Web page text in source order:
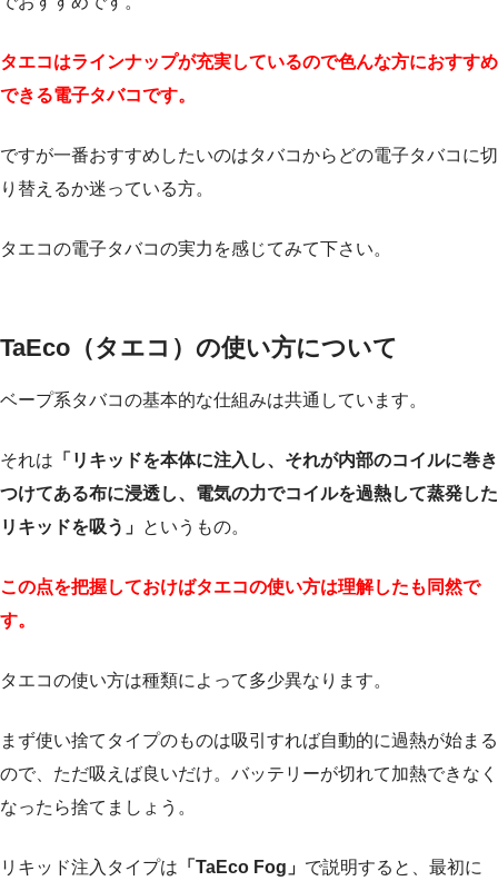
タエコはラインナップが充実しているので色んな方におすすめ
できる電子タバコです。
ですが一番おすすめしたいのはタバコからどの電子タバコに切
り替えるか迷っている方。
タエコの電子タバコの実力を感じてみて下さい。
TaEco（タエコ）の使い方について
ベープ系タバコの基本的な仕組みは共通しています。
それは 「リキッドを本体に注入し、それが内部のコイルに巻き
つけてある布に浸透し、電気の力でコイルを過熱して蒸発した
リキッドを吸う」 というもの。
この点を把握しておけばタエコの使い方は理解したも同然で
す。
タエコの使い方は種類によって多少異なります。
まず使い捨てタイプのものは吸引すれば自動的に過熱が始まる
ので、ただ吸えば良いだけ。バッテリーが切れて加熱できなく
なったら捨てましょう。
リキッド注入タイプは 「TaEco Fog」 で説明すると、最初に